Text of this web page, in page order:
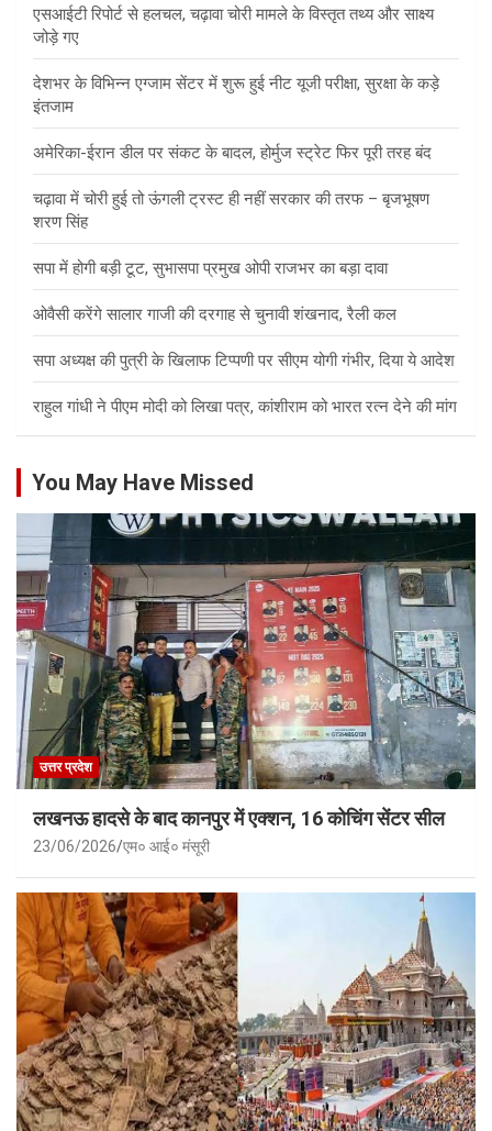
एसआईटी रिपोर्ट से हलचल, चढ़ावा चोरी मामले के विस्तृत तथ्य और साक्ष्य
जोड़े गए
देशभर के विभिन्न एग्जाम सेंटर में शुरू हुई नीट यूजी परीक्षा, सुरक्षा के कड़े
इंतजाम
अमेरिका-ईरान डील पर संकट के बादल, होर्मुज स्ट्रेट फिर पूरी तरह बंद
चढ़ावा में चोरी हुई तो ऊंगली ट्रस्ट ही नहीं सरकार की तरफ – बृजभूषण
शरण सिंह
सपा में होगी बड़ी टूट, सुभासपा प्रमुख ओपी राजभर का बड़ा दावा
ओवैसी करेंगे सालार गाजी की दरगाह से चुनावी शंखनाद, रैली कल
सपा अध्यक्ष की पुत्री के खिलाफ टिप्पणी पर सीएम योगी गंभीर, दिया ये आदेश
राहुल गांधी ने पीएम मोदी को लिखा पत्र, कांशीराम को भारत रत्न देने की मांग
You May Have Missed
उत्तर प्रदेश
लखनऊ हादसे के बाद कानपुर में एक्शन, 16 कोचिंग सेंटर सील
23/06/2026 एम० आई० मंसूरी